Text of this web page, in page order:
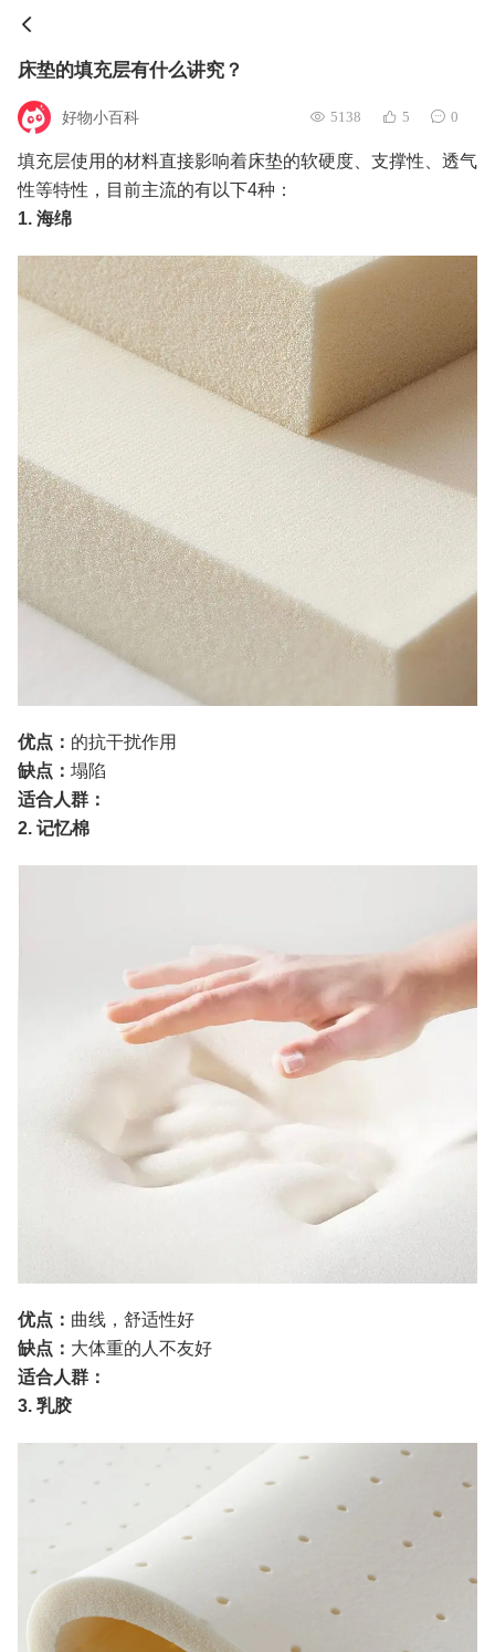
床垫的填充层有什么讲究？
好物小百科 5138 5 0
填充层使用的材料直接影响着床垫的软硬度、支撑性、透气
性等特性，目前主流的有以下4种：
1. 海绵
优点： 的抗干扰作用
缺点： 塌陷
适合人群：
2. 记忆棉
优点： 曲线，舒适性好
缺点： 大体重的人不友好
适合人群：
3. 乳胶